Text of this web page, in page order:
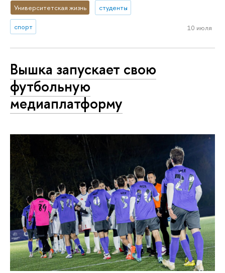
Университетская жизнь студенты
спорт 10 июля
Вышка запускает свою
футбольную
медиаплатформу